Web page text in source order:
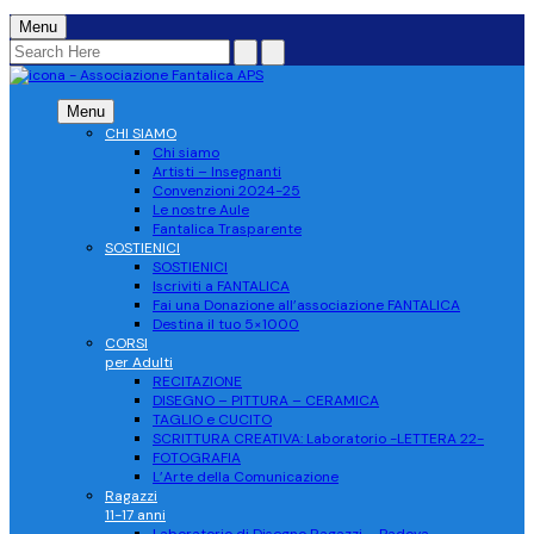
Menu
Menu
CHI SIAMO
Chi siamo
Artisti – Insegnanti
Convenzioni 2024-25
Le nostre Aule
Fantalica Trasparente
SOSTIENICI
SOSTIENICI
Iscriviti a FANTALICA
Fai una Donazione all’associazione FANTALICA
Destina il tuo 5×1000
CORSI
per Adulti
RECITAZIONE
DISEGNO – PITTURA – CERAMICA
TAGLIO e CUCITO
SCRITTURA CREATIVA: Laboratorio -LETTERA 22-
FOTOGRAFIA
L’Arte della Comunicazione
Ragazzi
11-17 anni